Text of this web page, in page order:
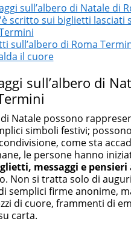
sull’albero di Natale di
scritto sui biglietti lasciati
sull’albero di Roma
il cuore
sull’albero di
Natale possono
simboli festivi;
come sta
le persone hanno
messaggi e pensieri
Non si tratta solo di
semplici firme anonime,
di cuore, frammenti di
carta.